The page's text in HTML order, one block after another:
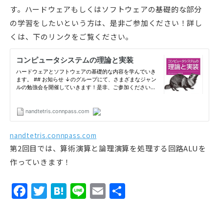
す。ハードウェアもしくはソフトウェアの基礎的な部分
の学習をしたいという方は、是非ご参加ください！詳し
くは、下のリンクをご覧ください。
nandtetris.connpass.com
第2回目では、算術演算と論理演算を処理する回路ALUを
作っていきます！
Facebook
Twitter
Hatena
LineEmail